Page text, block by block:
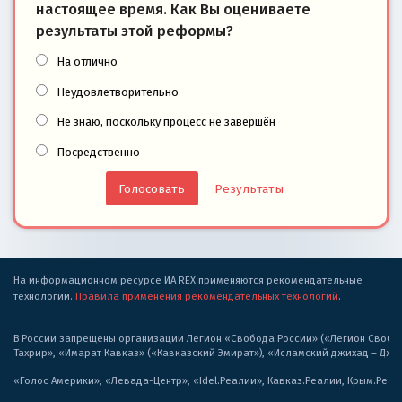
настоящее время. Как Вы оцениваете
результаты этой реформы?
На отлично
Неудовлетворительно
Не знаю, поскольку процесс не завершён
Посредственно
Результаты
На информационном ресурсе ИА REX применяются рекомендательные
технологии. Правила применения рекомендательных технологий.
В России запрещены организации Легион «Свобода России» («Легион
Тахрир», «Имарат Кавказ» («Кавказский Эмират»), «Исламский джихад –
«Голос Америки», «Левада-Центр», «Idel.Реалии», Кавказ.Реалии,